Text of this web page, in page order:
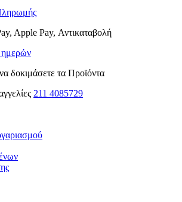
Apple Pay, Αντικαταβολή
ημερών
δοκιμάσετε τα Προϊόντα
211 4085729